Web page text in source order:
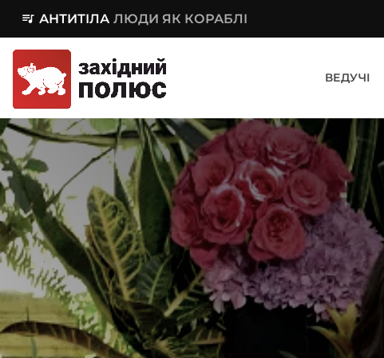
queue_music АНТИТІЛА ЛЮДИ ЯК КОРАБЛІ
ВЕДУЧІ